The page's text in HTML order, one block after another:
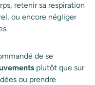
retenir sa respiration
ou encore négliger
de se
plutôt que sur
ou prendre